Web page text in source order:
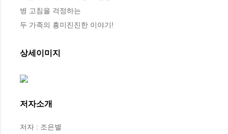
병 고침을 걱정하는
두 가족의 흥미진진한 이야기!
상세이미지
저자소개
저자 : 조은별